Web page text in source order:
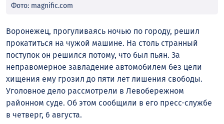
Фото: magnific.com
Воронежец, прогуливаясь ночью по городу, решил
прокатиться на чужой машине. На столь странный
поступок он решился потому, что был пьян. За
неправомерное завладение автомобилем без цели
хищения ему грозил до пяти лет лишения свободы.
Уголовное дело рассмотрели в Левобережном
районном суде. Об этом сообщили в его пресс-службе
в четверг, 6 августа.